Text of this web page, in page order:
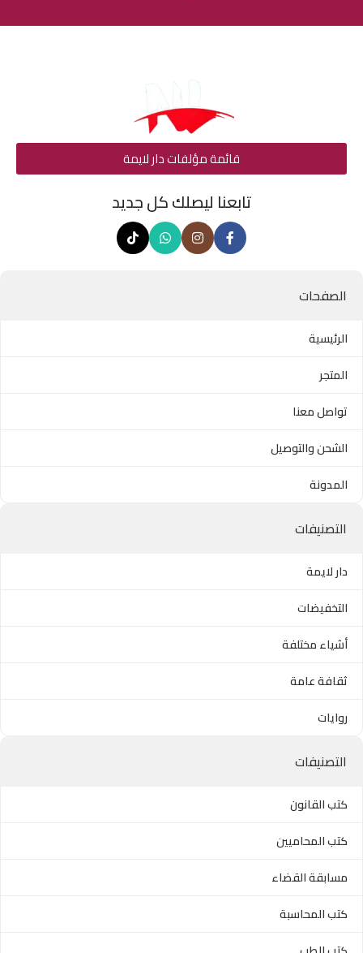
قائمة مؤلفات دار لايمة
تابعنا ليصلك كل جديد
الصفحات
الرئيسية
المتجر
تواصل معنا
الشحن والتوصيل
المدونة
التصنيفات
دار لايمة
التخفيضات
أشياء مختلفة
ثقافة عامة
روايات
التصنيفات
كتب القانون
كتب المحاميين
مسابقة القضاء
كتب المحاسبة